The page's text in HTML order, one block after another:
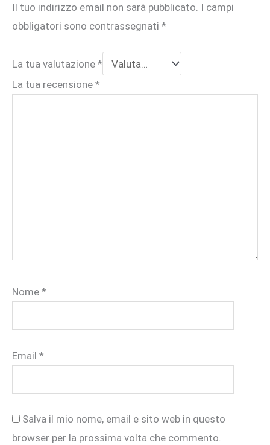
Il tuo indirizzo email non sarà pubblicato. I campi
obbligatori sono contrassegnati *
La tua valutazione *
La tua recensione *
Nome *
Email *
Salva il mio nome, email e sito web in questo
browser per la prossima volta che commento.